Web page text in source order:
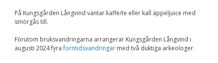
På Kungsgården Långvind väntar kaffe/te eller kall äppeljuice med
smörgås till.
Förutom bruksvandringarna arrangerar Kungsgården Långvind i
augusti 2024 fyraforntidsvandringar med två duktiga arkeologer.